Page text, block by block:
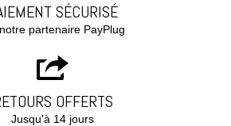
SÉCURISÉ
partenaire PayPlug
OFFERTS
Jusqu'à 14 jours